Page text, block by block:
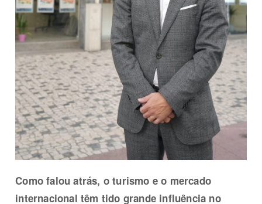
Como falou atrás, o turismo e o mercado
internacional têm tido grande influência no